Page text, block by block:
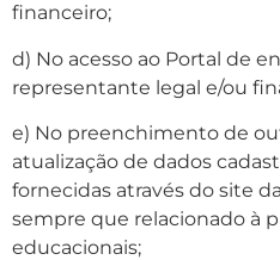
financeiro;
d) No acesso ao Portal de
representante legal e/ou
e) No preenchimento de
atualização de dados
fornecidas através do site
sempre que relacionado à
educacionais;